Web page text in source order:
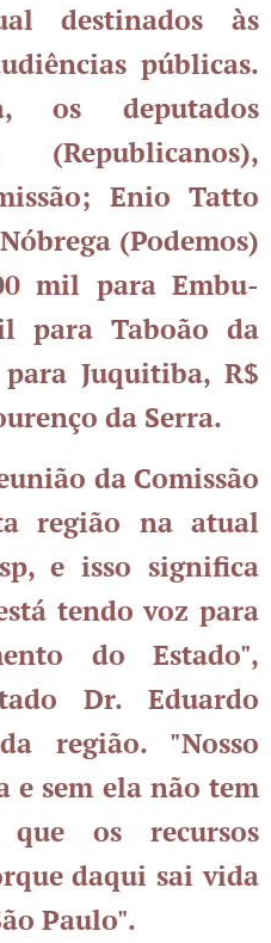
destinados às
públicas.
os deputados
Enio Tatto
(Podemos)
mil para Embu-
para Taboão da
Juquitiba, R$
da Serra.
da Comissão
região na atual
e isso significa
tendo voz para
do Estado",
Dr. Eduardo
região. "Nosso
e sem ela não tem
que os recursos
daqui sai vida
Paulo".